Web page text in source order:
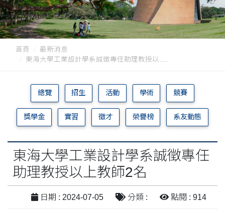
首頁
最新消息
東海大學工業設計學系誠徵專任助理教授以....
總覽 招生 活動 學術 競賽
獎學金 實習 徵才 榮譽榜 系友動態
東海大學工業設計學系誠徵專任
助理教授以上教師2名
日期 : 2024-07-05 分類 : 點閱 : 914